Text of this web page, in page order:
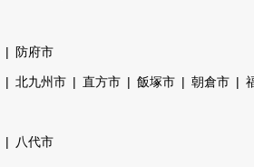
防府市
北九州市 直方市 飯塚市 朝倉市
八代市